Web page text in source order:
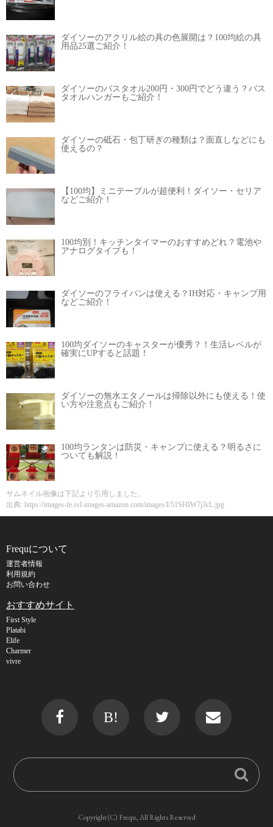
ダイソーのアクリル絵の具の色展開は？100均絵の具
用品25選ご紹介！
ダイソーのバスタオル200円・300円でどう違う？バス
タオルハンガーもご紹介！
ダイソーの砥石・包丁研ぎの種類は？面直しなどにも
使えるの？
【100均】ミニテーブルが超便利！ダイソー・セリア
などご紹介！
100均別！キッチンタイマーのおすすめどれ？電池や
アナログタイプも！
ダイソーのフライパンは使える？IH対応・キャンプ用
などご紹介！
100均ダイソーのキャスターが優秀？！生活レベルが
確実にUPすると話題！
ダイソーの無水エタノールは掃除以外にも使える！使
い方や注意点もご紹介！
100均ランタンは防災・キャンプに使える？明るさに
ついても解説！
サムネイル画像は下記より引用しました。
出典: https://images-fe.ssl-images-amazon.com/images/I/51SHIW7j3cL.jpg
Frequについて
運営者情報
利用規約
お問い合わせ
おすすめサイト
First Style
Platabi
Elife
Charmer
vivre
B!
Copyright (C) Frequ, All Rights Reserved